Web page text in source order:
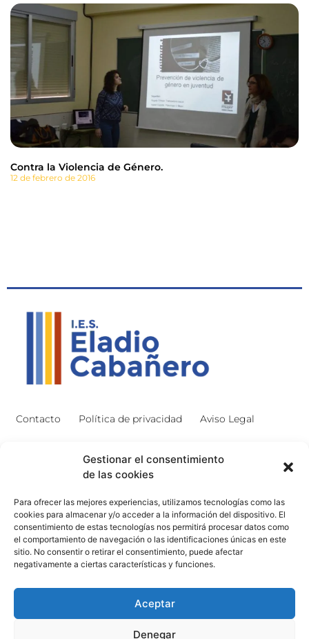
Gestionar el consentimiento
de las cookies
Para ofrecer las mejores experiencias, utilizamos tecnologías como las
cookies para almacenar y/o acceder a la información del dispositivo. El
consentimiento de estas tecnologías nos permitirá procesar datos como
el comportamiento de navegación o las identificaciones únicas en este
sitio. No consentir o retirar el consentimiento, puede afectar
negativamente a ciertas características y funciones.
Aceptar
Denegar
Contra la Violencia de Género.
12 de febrero de 2016
Contacto Política de privacidad Aviso Legal
13003129.ies@educastillalamancha.es
C. Ángel Luis Cabañas
Serna, 7, 13700 Tomelloso,
Cdad. Real
Proyectos
Ágora Europa
Melanogaster Catch the Fly
Aula del Futuro
© 2026 IES Eladio Cabañero. Todos los derechos reservados.